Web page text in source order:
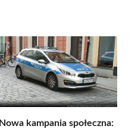
Nowa kampania społeczna: